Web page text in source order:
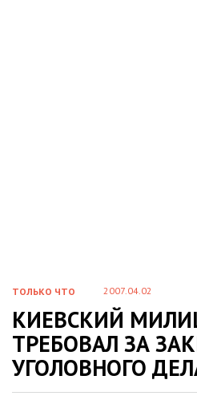
ТОЛЬКО ЧТО 2007.04.02
КИЕВСКИЙ
ТРЕБОВАЛ ЗА
УГОЛОВНОГО